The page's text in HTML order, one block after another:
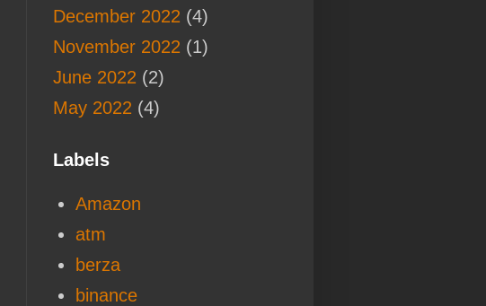
December 2022 (4)
November 2022 (1)
June 2022 (2)
May 2022 (4)
Labels
Amazon
atm
berza
binance